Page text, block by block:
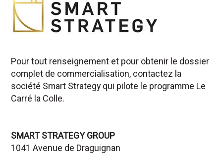
Pour tout renseignement et pour obtenir le dossier
complet de commercialisation, contactez la
société Smart Strategy qui pilote le programme Le
Carré la Colle.
SMART STRATEGY GROUP
1041 Avenue de Draguignan